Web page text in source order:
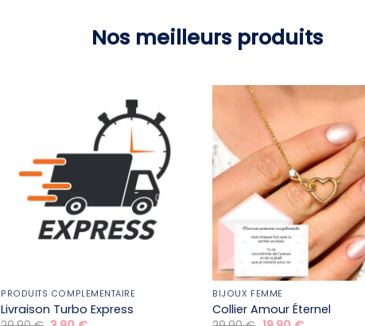
Nos meilleurs produits
PRODUITS COMPLÉMENTAIRE
Livraison Turbo Express
BIJOUX FEMME
Collier Amour Éternel